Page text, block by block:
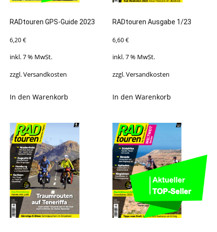
RADtouren GPS-Guide 2023
6,20€
inkl. 7 % MwSt.
zzgl.Versandkosten
In den Warenkorb
RADtouren Ausgabe 1/23
6,60€
inkl. 7 % MwSt.
zzgl.Versandkosten
In den Warenkorb